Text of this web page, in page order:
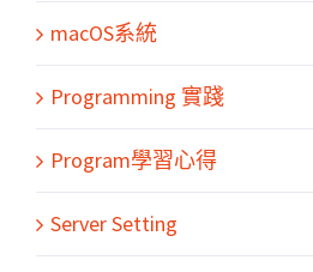
macOS系統
Programming 實踐
Program學習心得
Server Setting